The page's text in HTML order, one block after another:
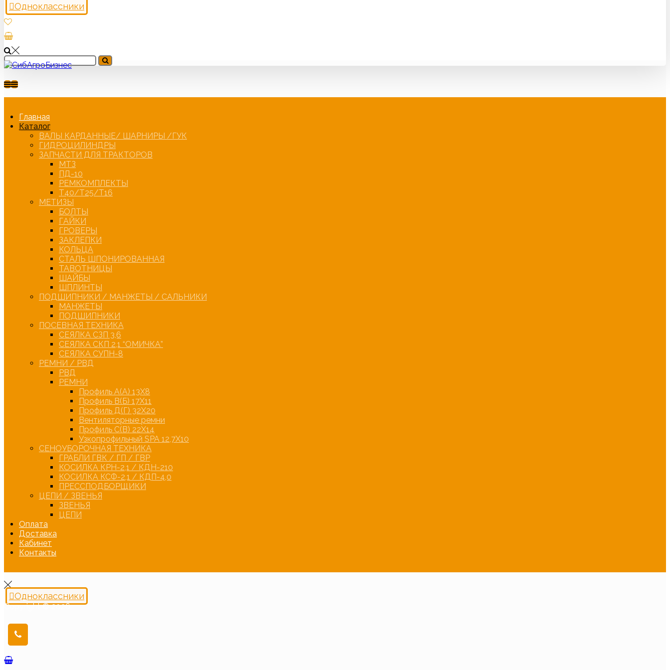
Одноклассники
Главная
Каталог
ВАЛЫ КАРДАННЫЕ/ ШАРНИРЫ /ГУК
ГИДРОЦИЛИНДРЫ
ЗАПЧАСТИ ДЛЯ ТРАКТОРОВ
МТЗ
ПД-10
РЕМКОМПЛЕКТЫ
Т40/Т25/Т16
МЕТИЗЫ
БОЛТЫ
ГАЙКИ
ГРОВЕРЫ
ЗАКЛЕПКИ
КОЛЬЦА
СТАЛЬ ШПОНИРОВАННАЯ
ТАВОТНИЦЫ
ШАЙБЫ
ШПЛИНТЫ
ПОДШИПНИКИ / МАНЖЕТЫ / САЛЬНИКИ
МАНЖЕТЫ
ПОДШИПНИКИ
ПОСЕВНАЯ ТЕХНИКА
СЕЯЛКА СЗП 3,6
СЕЯЛКА СКП 2,1 “ОМИЧКА”
СЕЯЛКА СУПН-8
РЕМНИ / РВД
РВД
РЕМНИ
Профиль А(А) 13Х8
Профиль В(Б) 17Х11
Профиль Д(Г) 32Х20
Вентиляторные ремни
Профиль С(В) 22Х14
Узкопрофильный SPA 12,7Х10
СЕНОУБОРОЧНАЯ ТЕХНИКА
ГРАБЛИ ГВК / ГП / ГВР
КОСИЛКА КРН-2,1 / КДН-210
КОСИЛКА КСФ-2,1 / КДП-4,0
ПРЕССПОДБОРЩИКИ
ЦЕПИ / ЗВЕНЬЯ
ЗВЕНЬЯ
ЦЕПИ
Оплата
Доставка
Кабинет
Контакты
Одноклассники
Copyright © 2026